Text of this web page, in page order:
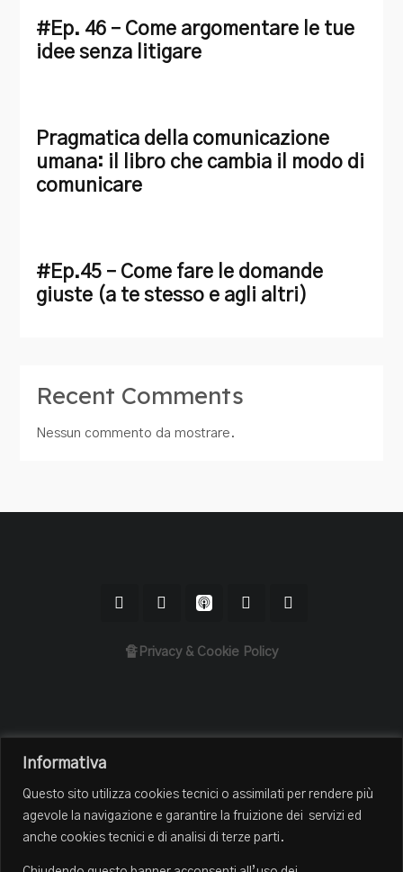
Informativa
Questo sito utilizza cookies tecnici o assimilati per rendere più
agevole la navigazione e garantire la fruizione dei servizi ed
anche cookies tecnici e di analisi di terze parti.
#Ep. 46 – Come argomentare le tue
idee senza litigare
Pragmatica della comunicazione
umana: il libro che cambia il modo di
comunicare
#Ep.45 – Come fare le domande
giuste (a te stesso e agli altri)
Recent Comments
Nessun commento da mostrare.
🔏Privacy & Cookie Policy
Chi sono
Episodi